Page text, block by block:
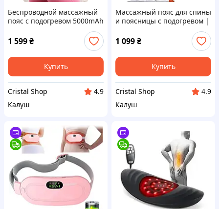
Беспроводной массажный
пояс с подогревом 5000mAh
нагрева | для спины и
живота
1 599₴
Купить
Cristal Shop
4.9
Калуш
Массажный пояс для спины
и поясницы с подогревом |
Беспроводной электро-пояс
3 режима массажа и
нагрева
1 099₴
Купить
Cristal Shop
4.9
Калуш